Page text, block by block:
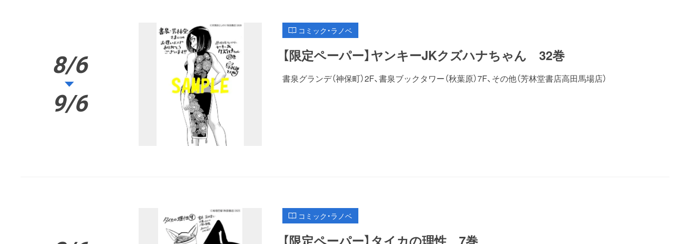
8/6
9/6
コミック・ラノベ
【限定ペーパー】ヤンキーJKクズハナちゃん 32巻
書泉グランデ（神保町）2F、書泉ブックタワー（秋葉原）7F、その他（芳林堂書店高田馬場店）
コミック・ラノベ